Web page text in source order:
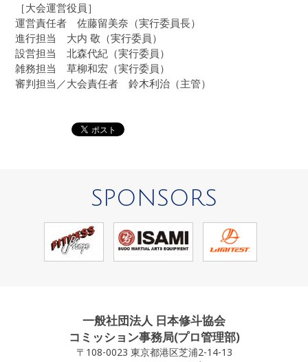
［大会運営役員］
運営責任者佐藤留美奈 （実行委員長）
進行担当 大内 敬 （実行委員）
設営担当北森代紀 （実行委員）
雑務担当草柳和宏 （実行委員）
審判担当／大会責任者鈴木利治 （主管）
SPONSORS
一般社団法人 日本修斗協会
コミッション事務局(プロ管理部)
〒108-0023 東京都港区芝浦2-14-13